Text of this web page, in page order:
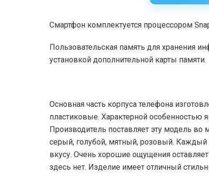
Смартфон комплектуется процессором
Пользовательская память для хранения
установкой дополнительной карты памяти.
Основная часть корпуса телефона
пластиковые. Характерной особенностью
Производитель поставляет эту модель
серый, голубой, мятный, розовый.
вкусу. Очень хорошие ощущения
здесь нет. Изделие имеет отличный